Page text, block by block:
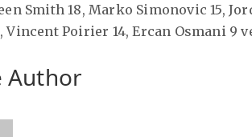
Smith 18, Marko Simonovic 15,
Vincent Poirier 14, Ercan Osmani 9
Author